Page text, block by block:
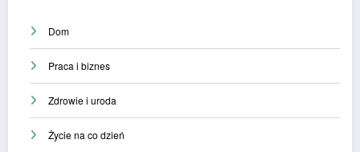
Dom
Praca i biznes
Zdrowie i uroda
Życie na co dzień